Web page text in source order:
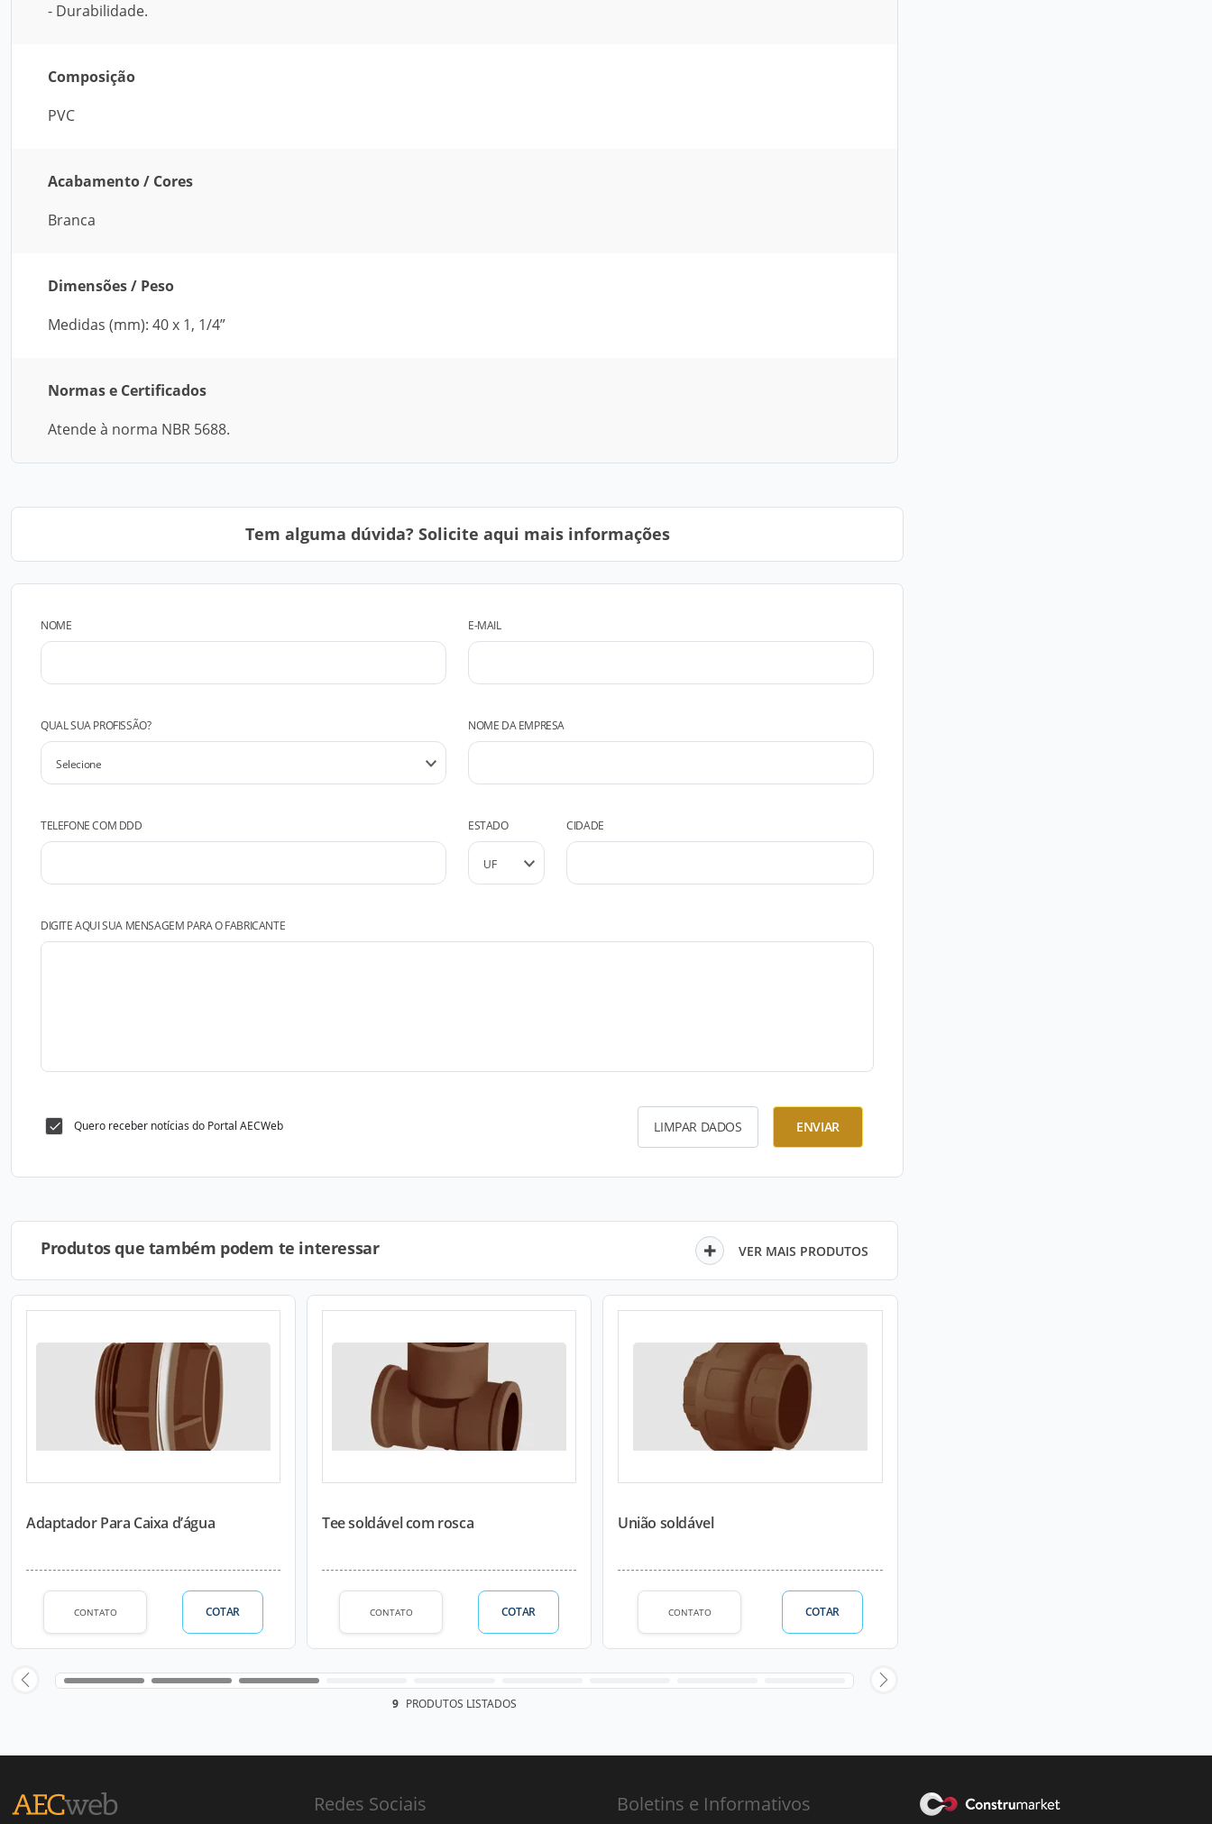
- Durabilidade.
Composição
PVC
Acabamento / Cores
Branca
Dimensões / Peso
Medidas (mm): 40 x 1, 1/4”
Normas e Certificados
Atende à norma NBR 5688.
Tem alguma dúvida? Solicite aqui mais informações
NOME E-MAIL
QUAL SUA PROFISSÃO? NOME DA EMPRESA
TELEFONE COM DDD ESTADO CIDADE
DIGITE AQUI SUA MENSAGEM PARA O FABRICANTE
Quero receber notícias do Portal AECWeb LIMPAR DADOS ENVIAR
Produtos que também podem te interessar VER MAIS PRODUTOS
Adaptador Para Caixa d’água
CONTATO COTAR
Tee soldável com rosca
CONTATO COTAR
União soldável
CONTATO COTAR
9 PRODUTOS LISTADOS
Redes Sociais Boletins e Informativos